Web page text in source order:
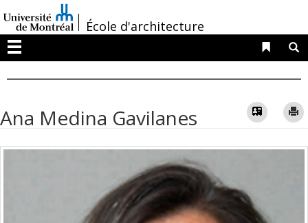
au
contenu
/École d'architecture
Menu
Liens
Ana Medina Gavilanes Vcard